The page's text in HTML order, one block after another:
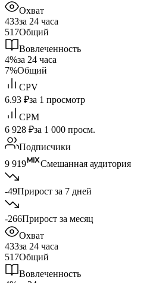
Охват
433за 24 часа
517Общий
Вовлеченность
4%за 24 часа
7%Общий
CPV
6.93 ₽за 1 просмотр
CPM
6 928 ₽за 1 000 просм.
Подписчики
9 919
Смешанная аудитория
-49Прирост за 7 дней
-266Прирост за месяц
Охват
433за 24 часа
517Общий
Вовлеченность